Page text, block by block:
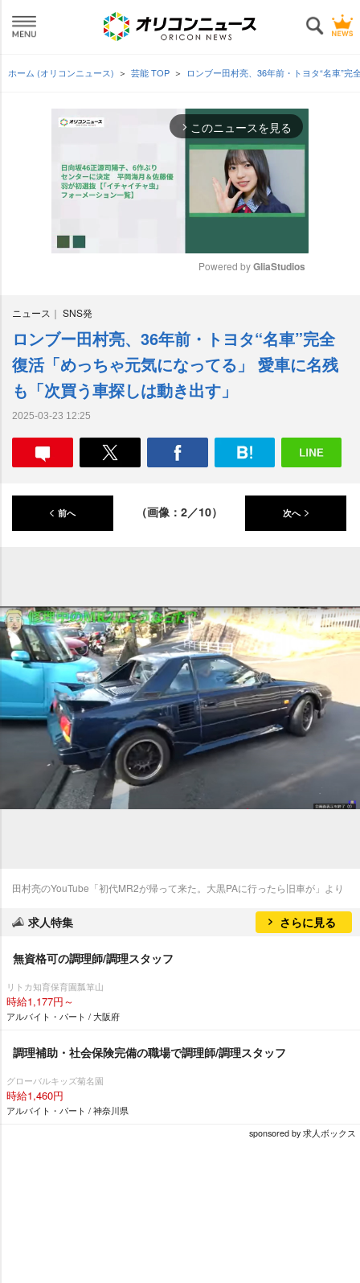
ホーム (オリコンニュース) 芸能 TOP ロンブー田村亮、36年前・トヨタ“名車”
arrow_forward_ios このニュースを見る
Powered by GliaStudios
ニュース SNS発
ロンブー田村亮、36年前・トヨタ“名車”完全
復活「めっちゃ元気になってる」 愛車に名残
も「次買う車探しは動き出す」
2025-03-23 12:25
前へ （画像：2／10） 次へ
田村亮のYouTube「初代MR2が帰って来た。大黒PAに行ったら旧車が」より
求人特集 さらに見る
無資格可の調理師/調理スタッフ
リトカ知育保育園瓢箪山
時給1,177円～
アルバイト・パート / 大阪府
調理補助・社会保険完備の職場で調理師/調理スタッフ
グローバルキッズ菊名園
時給1,460円
アルバイト・パート / 神奈川県
sponsored by 求人ボックス